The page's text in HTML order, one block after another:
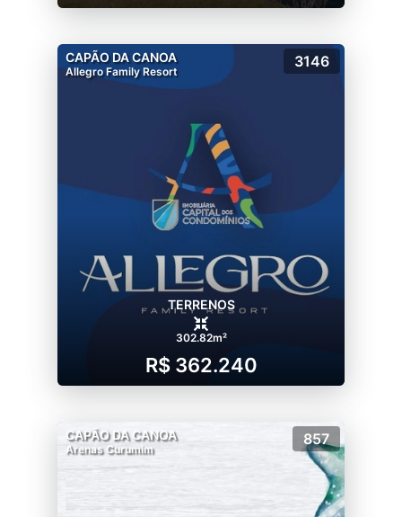
CAPÃO DA CANOA
Allegro Family Resort
3146
TERRENOS
302.82m²
R$ 362.240
CAPÃO DA CANOA
Arenas Curumim
857